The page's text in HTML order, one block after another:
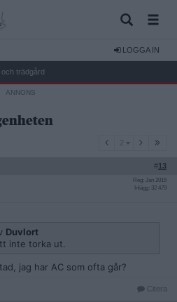
LOGGA IN
trädgård
#13
Reg: Jan 2015
Inlägg: 32 479
Duvlort
inte torka ut.
jag har AC som ofta går?
Citera